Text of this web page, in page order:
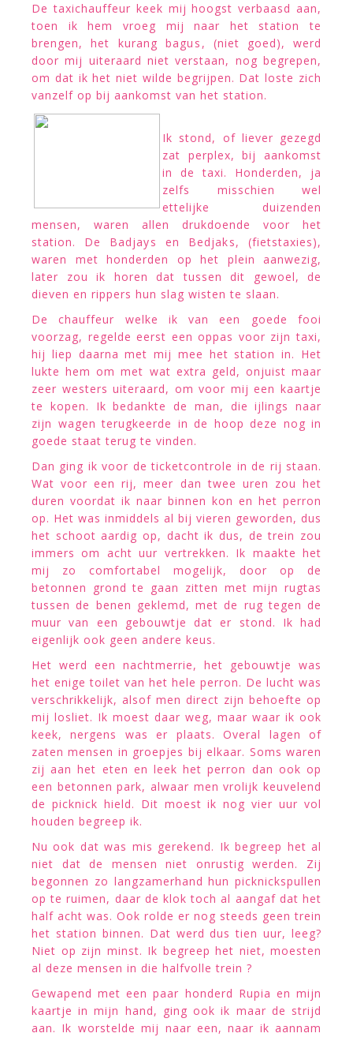
De taxichauffeur keek mij hoogst verbaasd aan,
toen ik hem vroeg mij naar het station te
brengen, het kurang bagus, (niet goed), werd
door mij uiteraard niet verstaan, nog begrepen,
om dat ik het niet wilde begrijpen. Dat loste zich
vanzelf op bij aankomst van het station.
Ik stond, of liever gezegd
zat perplex, bij aankomst
in de taxi. Honderden, ja
zelfs misschien wel
ettelijke duizenden
mensen, waren allen drukdoende voor het
station. De Badjays en Bedjaks, (fietstaxies),
waren met honderden op het plein aanwezig,
later zou ik horen dat tussen dit gewoel, de
dieven en rippers hun slag wisten te slaan.
De chauffeur welke ik van een goede fooi
voorzag, regelde eerst een oppas voor zijn taxi,
hij liep daarna met mij mee het station in. Het
lukte hem om met wat extra geld, onjuist maar
zeer westers uiteraard, om voor mij een kaartje
te kopen. Ik bedankte de man, die ijlings naar
zijn wagen terugkeerde in de hoop deze nog in
goede staat terug te vinden.
Dan ging ik voor de ticketcontrole in de rij staan.
Wat voor een rij, meer dan twee uren zou het
duren voordat ik naar binnen kon en het perron
op. Het was inmiddels al bij vieren geworden, dus
het schoot aardig op, dacht ik dus, de trein zou
immers om acht uur vertrekken. Ik maakte het
mij zo comfortabel mogelijk, door op de
betonnen grond te gaan zitten met mijn rugtas
tussen de benen geklemd, met de rug tegen de
muur van een gebouwtje dat er stond. Ik had
eigenlijk ook geen andere keus.
Het werd een nachtmerrie, het gebouwtje was
het enige toilet van het hele perron. De lucht was
verschrikkelijk, alsof men direct zijn behoefte op
mij losliet. Ik moest daar weg, maar waar ik ook
keek, nergens was er plaats. Overal lagen of
zaten mensen in groepjes bij elkaar. Soms waren
zij aan het eten en leek het perron dan ook op
een betonnen park, alwaar men vrolijk keuvelend
de picknick hield. Dit moest ik nog vier uur vol
houden begreep ik.
Nu ook dat was mis gerekend. Ik begreep het al
niet dat de mensen niet onrustig werden. Zij
begonnen zo langzamerhand hun picknickspullen
op te ruimen, daar de klok toch al aangaf dat het
half acht was. Ook rolde er nog steeds geen trein
het station binnen. Dat werd dus tien uur, leeg?
Niet op zijn minst. Ik begreep het niet, moesten
al deze mensen in die halfvolle trein ?
Gewapend met een paar honderd Rupia en mijn
kaartje in mijn hand, ging ook ik maar de strijd
aan. Ik worstelde mij naar een, naar ik aannam